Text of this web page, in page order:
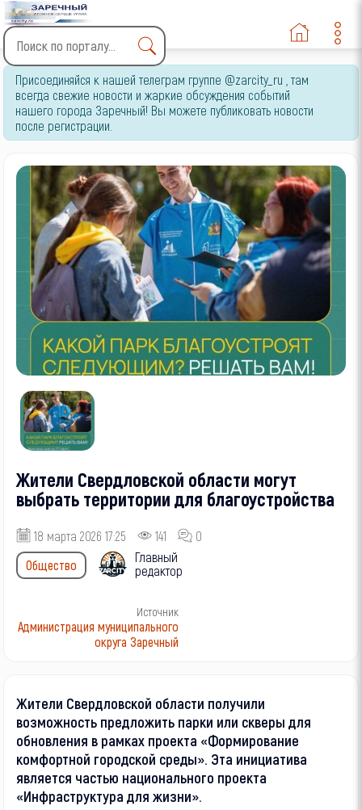
Type 2 or more characters
for results.
Присоединяйся к нашей телеграм группе @zarcity_ru , там
всегда свежие новости и жаркие обсуждения событий
нашего города Заречный! Вы можете публиковать новости
после регистрации.
Жители Свердловской области могут
выбрать территории для благоустройства
18 марта 2026 17:25 141
0
Общество
Главный
редактор
Источник
Администрация муниципального
округа Заречный
Жители Свердловской области получили
возможность предложить парки или скверы для
обновления в рамках проекта «Формирование
комфортной городской среды». Эта инициатива
является частью национального проекта
«Инфраструктура для жизни».